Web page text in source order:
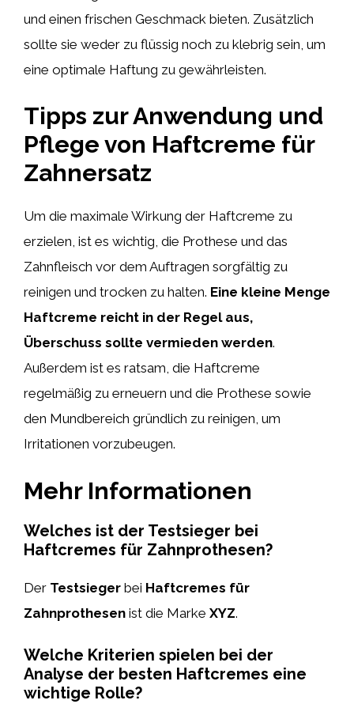
und einen frischen Geschmack bieten. Zusätzlich
sollte sie weder zu flüssig noch zu klebrig sein, um
eine optimale Haftung zu gewährleisten.
Tipps zur Anwendung und
Pflege von Haftcreme für
Zahnersatz
Um die maximale Wirkung der Haftcreme zu
erzielen, ist es wichtig, die Prothese und das
Zahnfleisch vor dem Auftragen sorgfältig zu
reinigen und trocken zu halten. Eine kleine Menge
Haftcreme reicht in der Regel aus,
Überschuss sollte vermieden werden.
Außerdem ist es ratsam, die Haftcreme
regelmäßig zu erneuern und die Prothese sowie
den Mundbereich gründlich zu reinigen, um
Irritationen vorzubeugen.
Mehr Informationen
Welches ist der Testsieger bei
Haftcremes für Zahnprothesen?
Der Testsieger bei Haftcremes für
Zahnprothesen ist die Marke XYZ.
Welche Kriterien spielen bei der
Analyse der besten Haftcremes eine
wichtige Rolle?